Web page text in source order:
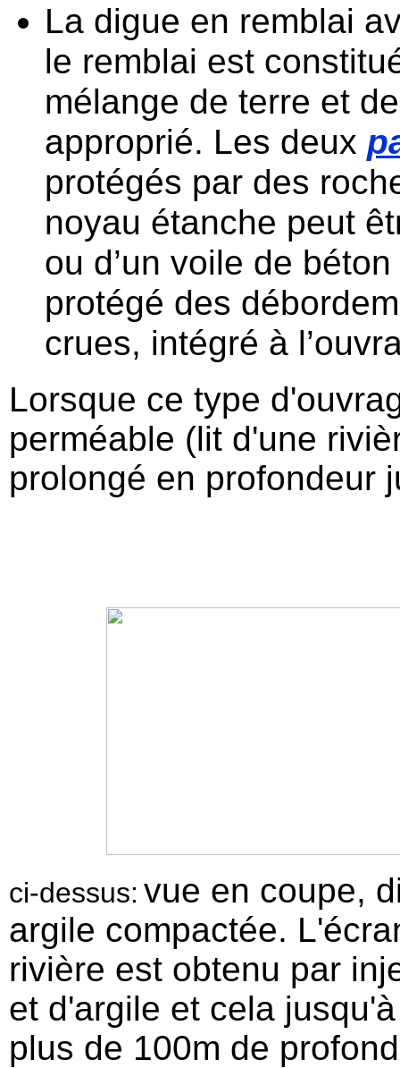
La digue en remblai
le remblai est
mélange de terre et
approprié. Les deux
protégés par des
noyau étanche peut
ou d’un voile de
protégé des
crues, intégré à
Lorsque ce type
perméable (lit d'une
prolongé en profondeur
ci-dessus: vue en coupe,
argile compactée.
rivière est obtenu par
et d'argile et cela
plus de 100m de